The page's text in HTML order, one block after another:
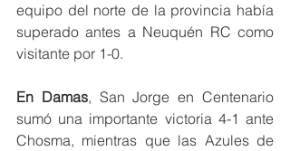
equipo del norte de la provincia había
superado antes a Neuquén RC como
visitante por 1-0.
En Damas, San Jorge en Centenario
sumó una importante victoria 4-1 ante
Chosma, mientras que las Azules de